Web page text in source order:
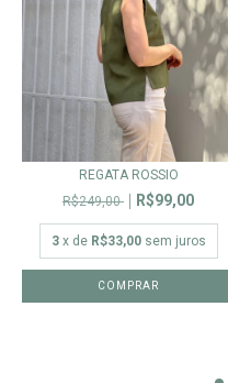
REGATA ROSSIO
R$249,00
R$99,00
3 x de R$33,00 sem juros
COMPRAR